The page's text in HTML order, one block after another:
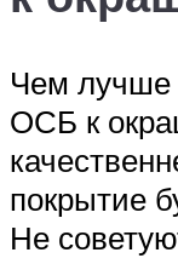
Чем лучше
ОСБ к
покрытие
Не